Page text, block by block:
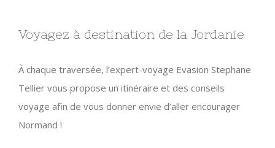
Voyagez à destination de la Jordanie
À chaque traversée, l’expert-voyage Evasion Stephane
Tellier vous propose un itinéraire et des conseils
voyage afin de vous donner envie d’aller encourager
Normand !